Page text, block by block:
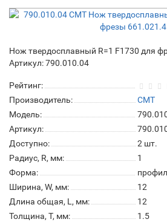
Нож твердосплавный R=1 F1730 для
Артикул: 790.010.04
Рейтинг:
Производитель:
CMT
Модель:
Артикул:
Доступно:
2 шт.
Радиус, R, мм:
1
Форма:
Ширина, W, мм:
12
Длина общая, L, мм:
12
Толщина, T, мм:
1.5